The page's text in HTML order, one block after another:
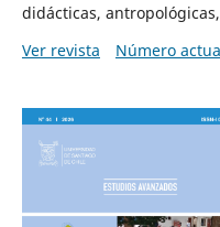
didácticas,
Ver revista
Número